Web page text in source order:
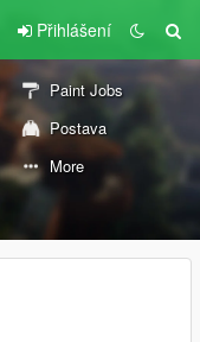
Přihlášení
Paint Jobs
Postava
More